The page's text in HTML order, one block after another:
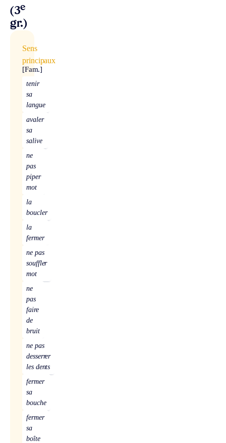
(3e
gr.)
Sens
principaux
[Fam.]
tenir
sa
langue
avaler
sa
salive
ne
pas
piper
mot
la
boucler
la
fermer
ne pas
souffler
mot
ne
pas
faire
de
bruit
ne pas
desserrer
les dents
fermer
sa
bouche
fermer
sa
boîte